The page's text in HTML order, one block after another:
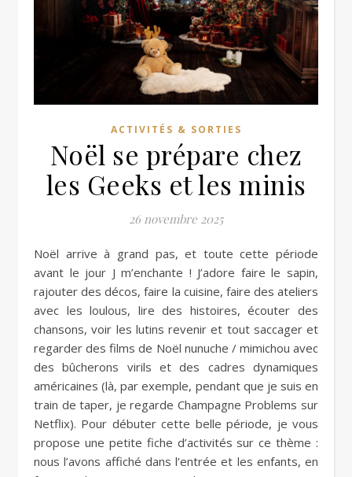
ACTIVITÉS & SORTIES
Noël se prépare chez
les Geeks et les minis
26 novembre 2025
Noël arrive à grand pas, et toute cette période
avant le jour J m’enchante ! J’adore faire le sapin,
rajouter des décos, faire la cuisine, faire des ateliers
avec les loulous, lire des histoires, écouter des
chansons, voir les lutins revenir et tout saccager et
regarder des films de Noël nunuche / mimichou avec
des bûcherons virils et des cadres dynamiques
américaines (là, par exemple, pendant que je suis en
train de taper, je regarde Champagne Problems sur
Netflix). Pour débuter cette belle période, je vous
propose une petite fiche d’activités sur ce thème :
nous l’avons affiché dans l’entrée et les enfants, en